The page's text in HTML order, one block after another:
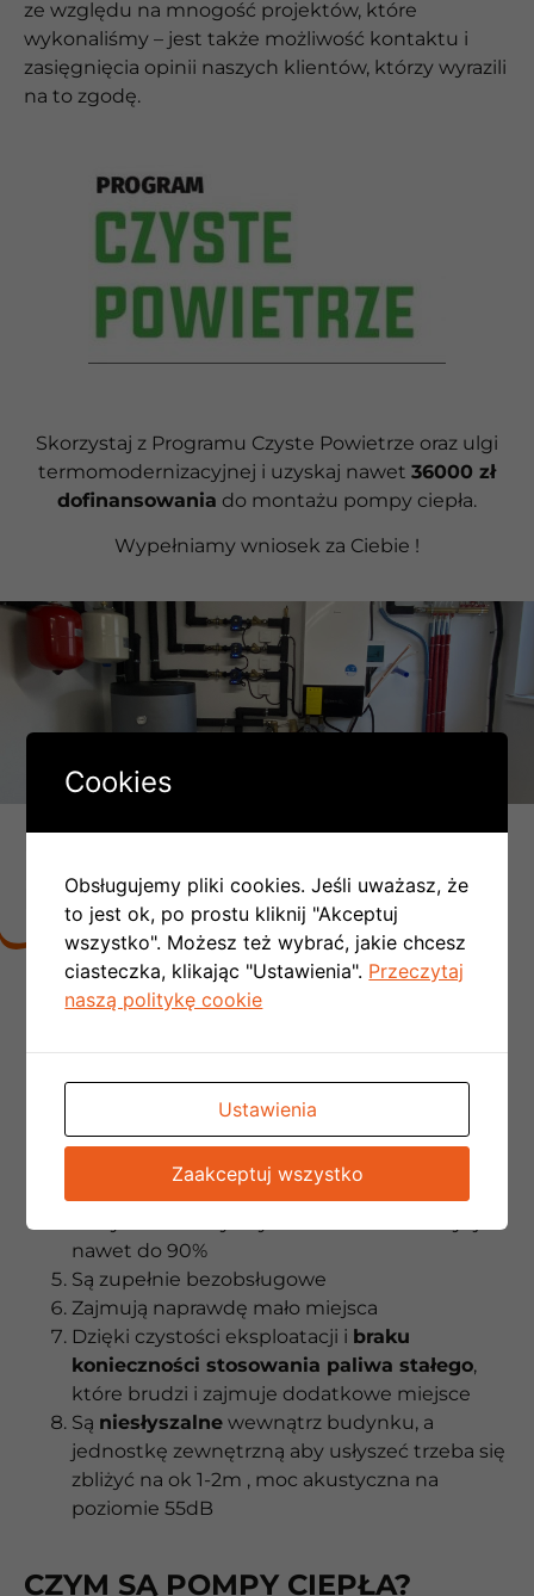
ze względu na mnogość projektów, które
wykonaliśmy – jest także możliwość kontaktu i
zasięgnięcia opinii naszych klientów, którzy wyrazili
na to zgodę.
Skorzystaj z Programu Czyste Powietrze oraz ulgi
termomodernizacyjnej i uzyskaj nawet 36000 zł
dofinansowania do montażu pompy ciepła.
Wypełniamy wniosek za Ciebie !
DLACZEGO LICZBA MONTAŻY
PC W POLSCE COROCZNIE SIĘ
PODWAJA:
Nie trzeba tworzyć kotłowni,
obniżamy koszt budowy domu
Nie musimy doprowadzać kosztowej instalacji
gazowej do budynku
Otrzymujemy przy okazji funkcję chłodzenia
nawet do 90%
Są zupełnie bezobsługowe
Zajmują naprawdę mało miejsca
Dzięki czystości eksploatacji i braku
konieczności stosowania paliwa stałego,
które brudzi i zajmuje dodatkowe miejsce
Są niesłyszalne wewnątrz budynku, a
jednostkę zewnętrzną aby usłyszeć trzeba się
zbliżyć na ok 1-2m , moc akustyczna na
poziomie 55dB
CZYM SĄ POMPY CIEPŁA?
Cookies
Obsługujemy pliki cookies. Jeśli uważasz, że
to jest ok, po prostu kliknij "Akceptuj
wszystko". Możesz też wybrać, jakie chcesz
ciasteczka, klikając "Ustawienia". Przeczytaj
naszą politykę cookie
Ustawienia
Zaakceptuj wszystko